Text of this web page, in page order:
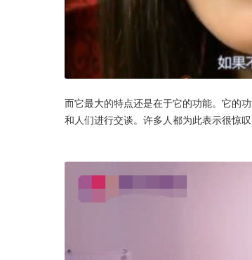
而它最大的特点还是在于它的功能。它的
和人们进行交谈。许多人都为此表示很惊叹